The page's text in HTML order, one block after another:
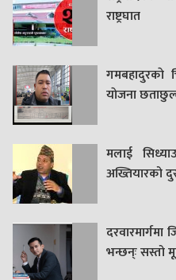
राष्ट्रघात
गमबहादुरकाे
याेजना
मलाई
अख्तियारको
भन्छन्ः सस्तो